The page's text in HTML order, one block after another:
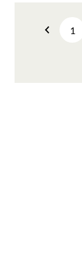
Anterior
1